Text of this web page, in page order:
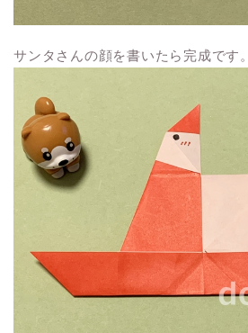
サンタさんの顔を書いたら完成です。